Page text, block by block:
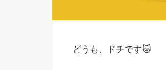
どうも、ドチです🐱